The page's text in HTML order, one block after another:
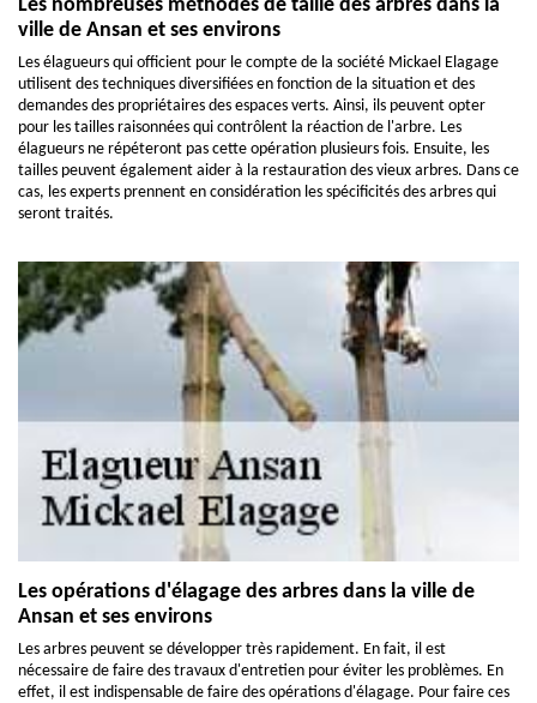
Les nombreuses méthodes de taille des arbres dans la
ville de Ansan et ses environs
Les élagueurs qui officient pour le compte de la société Mickael Elagage
utilisent des techniques diversifiées en fonction de la situation et des
demandes des propriétaires des espaces verts. Ainsi, ils peuvent opter
pour les tailles raisonnées qui contrôlent la réaction de l'arbre. Les
élagueurs ne répéteront pas cette opération plusieurs fois. Ensuite, les
tailles peuvent également aider à la restauration des vieux arbres. Dans ce
cas, les experts prennent en considération les spécificités des arbres qui
seront traités.
Les opérations d'élagage des arbres dans la ville de
Ansan et ses environs
Les arbres peuvent se développer très rapidement. En fait, il est
nécessaire de faire des travaux d'entretien pour éviter les problèmes. En
effet, il est indispensable de faire des opérations d'élagage. Pour faire ces